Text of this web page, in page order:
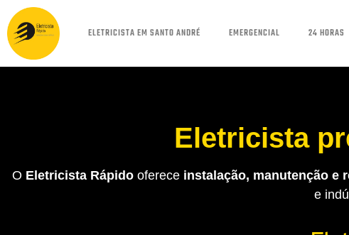
ELETRICISTA EM SANTO ANDRÉ EMERGENCIAL 24 HORAS
Eletricista
O Eletricista Rápido oferece instalação, manutenção e
e